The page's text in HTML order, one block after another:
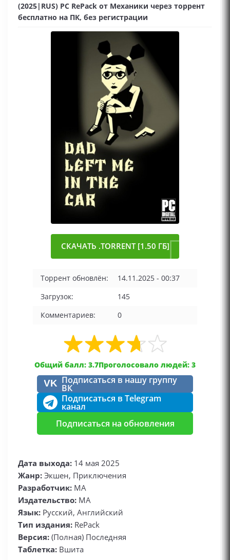
(2025|RUS) PC RePack от Механики через торрент
бесплатно на ПК, без регистрации
СКАЧАТЬ .TORRENT [1.50 ГБ]
Торрент обновлён:
14.11.2025 - 00:37
Загрузок:
145
Комментариев:
0
Общий балл: 3.7Проголосовало людей: 3
VK Подписаться в нашу группу
ВК
Подписаться в Telegram
канал
Подписаться на обновления
Дата выхода: 14 мая 2025
Жанр: Экшен, Приключения
Разработчик: MA
Издательство: MA
Язык: Русский, Английский
Тип издания: RePack
Версия: (Полная) Последняя
Таблетка: Вшита